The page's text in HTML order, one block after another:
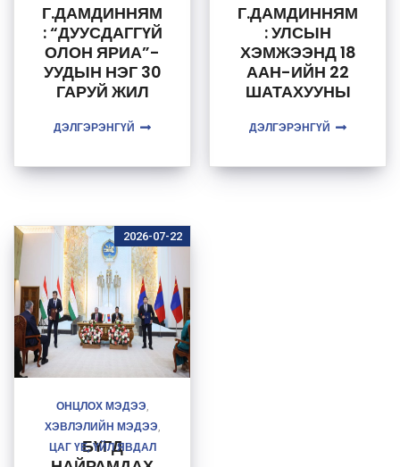
Г.ДАМДИННЯМ
: “ДУУСДАГГҮЙ
ОЛОН ЯРИА”-
УУДЫН НЭГ 30
ГАРУЙ ЖИЛ
ШАТАХУУНЫ
САВАА
ЭРЧИМТЭЙГЭ
ЭР БОДИТ
АЖИЛ БОЛЖ
БАЙНА
ДЭЛГЭРЭНГҮЙ
Г.ДАМДИННЯМ
: УЛСЫН
ХЭМЖЭЭНД 18
ААН-ИЙН 22
ШАТАХУУНЫ
БАРИХ АЖИЛ
БАЙНА
ДЭЛГЭРЭНГҮЙ
ОНЦЛОХ МЭДЭЭ
ХЭВЛЭЛИЙН МЭДЭЭ
ЦАГ ҮЕ, ҮЙЛ ЯВДАЛ
2026-07-22
БҮГД